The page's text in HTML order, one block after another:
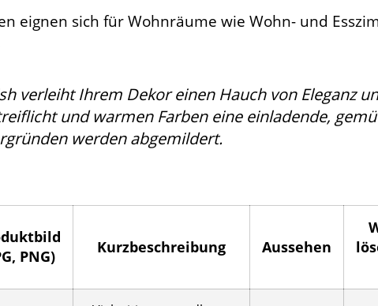
eignen sich für Wohnräume wie Wohn- und
verleiht Ihrem Dekor einen Hauch von Eleganz
und warmen Farben eine einladende,
werden abgemildert.
PNG)
Kurzbeschreibung Aussehen